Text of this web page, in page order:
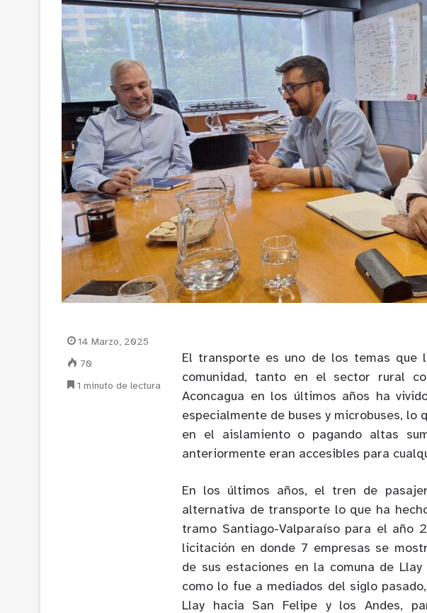
El transporte es uno de los temas que
comunidad, tanto en el sector rural
Aconcagua en los últimos años ha
especialmente de buses y microbuses, lo
en el aislamiento o pagando altas
anteriormente eran accesibles para
En los últimos años, el tren de
alternativa de transporte lo que ha
tramo Santiago-Valparaíso para el año
licitación en donde 7 empresas se
de sus estaciones en la comuna de
como lo fue a mediados del siglo
Llay hacia San Felipe y los Andes,
14 Marzo, 2025
70
1 minuto de lectura